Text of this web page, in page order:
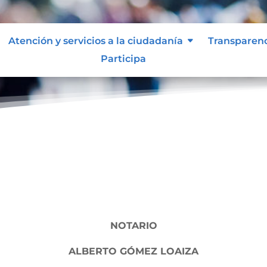
Atención y servicios a la ciudadanía
Participa
NOTARIO
ALBERTO GÓMEZ LOAIZA